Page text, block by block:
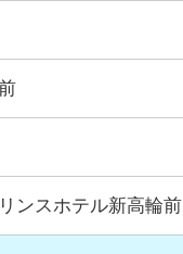
ンスホテル新高輪前